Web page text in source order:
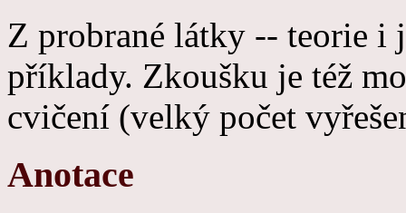
Z probrané látky -- teorie i
příklady. Zkoušku je též
cvičení (velký počet
Anotace